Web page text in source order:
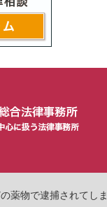
薬物で逮捕されてし